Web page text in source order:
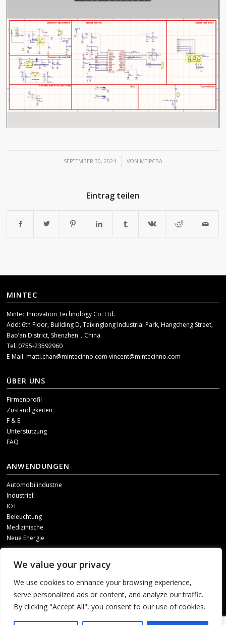
We value your privacy
We use cookies to enhance your browsing experience,
serve personalized ads or content, and analyze our traffic.
By clicking "Accept All", you consent to our use of cookies.
SEPTEMBER 30, 2024
/ VON MTIPCBA
Eintrag teilen
MINTEC
Mintec Innovation Technology Co. Ltd.
Add: 6th Floor, Building D, Taixinglong Industrial Park, Hangcheng Street,
Bao’an District, Shenzhen，China.
Tel: 0755-23592960
E-Mail:matti.chan@mintecinno.comvincent@mintecinno.com
ÜBER UNS
Firmenprofil
Zuständigkeiten
F & E
Unterstützung
FAQ
ANWENDUNGEN
Automobilindustrie
Industriell
IOT
Beleuchtung
Medizinische
Neue Energie
SOZIALE MEDIEN
Um unsere Updates zu erhalten, kontaktieren Sie uns bitte über einen der
folgenden Kanäle.